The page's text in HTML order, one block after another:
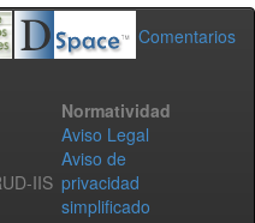
Comentarios
IIS
Normatividad
Aviso Legal
Aviso de
privacidad
simplificado